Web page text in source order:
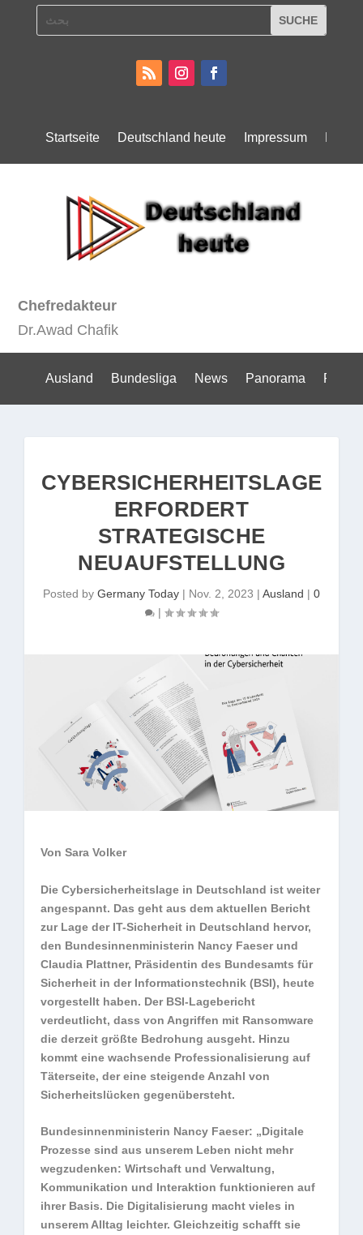
Startseite Deutschland heute Impressum
Chefredakteur
Dr.Awad Chafik
Ausland Bundesliga News Panorama Politik
CYBERSICHERHEITSLAGE
ERFORDERT
STRATEGISCHE
NEUAUFSTELLUNG
Posted by Germany Today | Nov. 2, 2023 | Ausland | 0
|
Von Sara Volker
Die Cybersicherheitslage in Deutschland ist weiter
angespannt. Das geht aus dem aktuellen Bericht
zur Lage der IT-Sicherheit in Deutschland hervor,
den Bundesinnenministerin Nancy Faeser und
Claudia Plattner, Präsidentin des Bundesamts für
Sicherheit in der Informationstechnik (BSI), heute
vorgestellt haben. Der BSI-Lagebericht
verdeutlicht, dass von Angriffen mit Ransomware
die derzeit größte Bedrohung ausgeht. Hinzu
kommt eine wachsende Professionalisierung auf
Täterseite, der eine steigende Anzahl von
Sicherheitslücken gegenübersteht.
Bundesinnenministerin Nancy Faeser: „Digitale
Prozesse sind aus unserem Leben nicht mehr
wegzudenken: Wirtschaft und Verwaltung,
Kommunikation und Interaktion funktionieren auf
ihrer Basis. Die Digitalisierung macht vieles in
unserem Alltag leichter. Gleichzeitig schafft sie